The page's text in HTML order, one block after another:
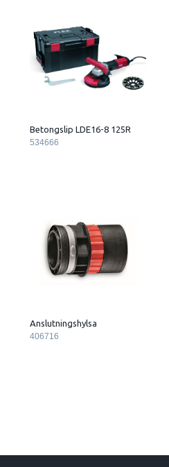
Betongslip LDE16-8 125R
534666
Anslutningshylsa
406716